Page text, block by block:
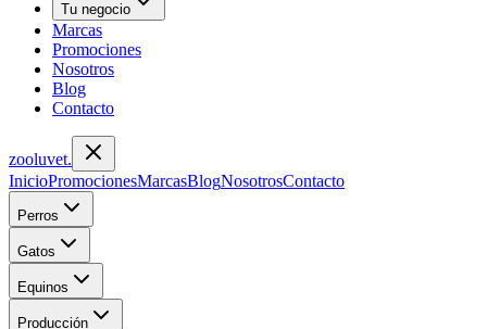
Tu negocio
Marcas
Promociones
Nosotros
Blog
Contacto
zooluvet.
InicioPromocionesMarcasBlogNosotrosContacto
Perros
Gatos
Equinos
Producción